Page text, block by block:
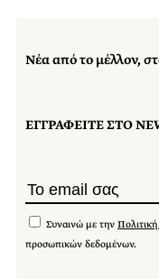
Νέα από το μέλλον,
ΕΓΓΡΑΦΕΙΤΕ ΣΤΟ
Συναινώ με την
προσωπικών δεδομένων.